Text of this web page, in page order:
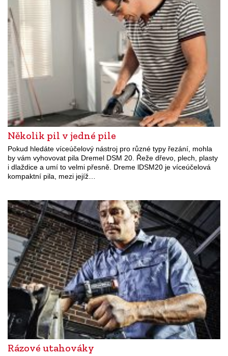
Několik pil v jedné pile
Pokud hledáte víceúčelový nástroj pro různé typy řezání, mohla
by vám vyhovovat pila Dremel DSM 20. Řeže dřevo, plech, plasty
i dlaždice a umí to velmi přesně. Dreme lDSM20 je víceúčelová
kompaktní pila, mezi jejíž…
Rázové utahováky